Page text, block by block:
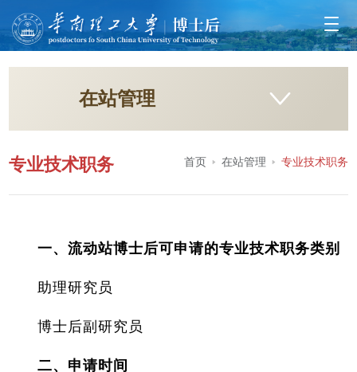
在站管理
首页 在站管理 专业技术职务
专业技术职务
一、流动站博士后可申请的专业技术职务类别
助理研究员
博士后副研究员
二、申请时间